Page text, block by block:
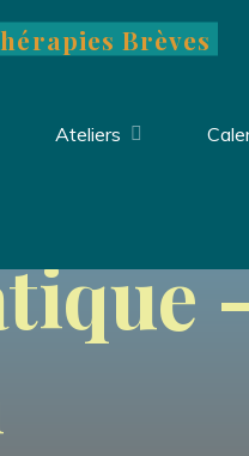
Brèves
Ateliers